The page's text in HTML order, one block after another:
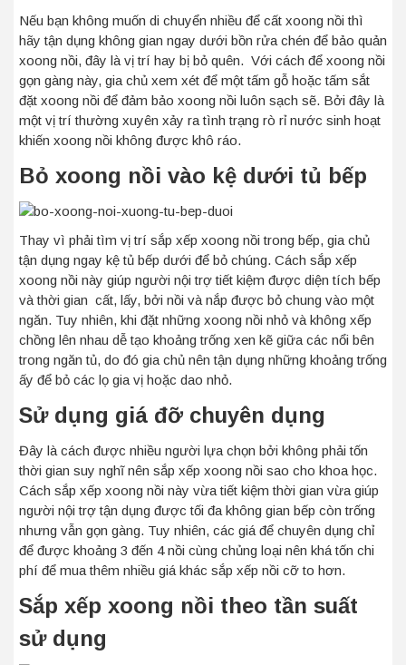
Nếu bạn không muốn di chuyển nhiều để cất xoong nồi thì
hãy tận dụng không gian ngay dưới bồn rửa chén để bảo quản
xoong nồi, đây là vị trí hay bị bỏ quên. Với cách để xoong nồi
gọn gàng này, gia chủ xem xét để một tấm gỗ hoặc tấm sắt
đặt xoong nồi để đảm bảo xoong nồi luôn sạch sẽ. Bởi đây là
một vị trí thường xuyên xảy ra tình trạng rò rỉ nước sinh hoạt
khiến xoong nồi không được khô ráo.
Bỏ xoong nồi vào kệ dưới tủ bếp
Thay vì phải tìm vị trí sắp xếp xoong nồi trong bếp, gia chủ
tận dụng ngay kệ tủ bếp dưới để bỏ chúng. Cách sắp xếp
xoong nồi này giúp người nội trợ tiết kiệm được diện tích bếp
và thời gian cất, lấy, bởi nồi và nắp được bỏ chung vào một
ngăn. Tuy nhiên, khi đặt những xoong nồi nhỏ và không xếp
chồng lên nhau dễ tạo khoảng trống xen kẽ giữa các nổi bên
trong ngăn tủ, do đó gia chủ nên tận dụng những khoảng trống
ấy để bỏ các lọ gia vị hoặc dao nhỏ.
Sử dụng giá đỡ chuyên dụng
Đây là cách được nhiều người lựa chọn bởi không phải tốn
thời gian suy nghĩ nên sắp xếp xoong nồi sao cho khoa học.
Cách sắp xếp xoong nồi này vừa tiết kiệm thời gian vừa giúp
người nội trợ tận dụng được tối đa không gian bếp còn trống
nhưng vẫn gọn gàng. Tuy nhiên, các giá để chuyên dụng chỉ
để được khoảng 3 đến 4 nồi cùng chủng loại nên khá tốn chi
phí để mua thêm nhiều giá khác sắp xếp nồi cỡ to hơn.
Sắp xếp xoong nồi theo tần suất
sử dụng